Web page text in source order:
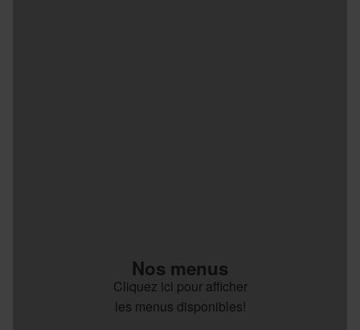
Nos menus
Cliquez ici pour afficher
les menus disponibles!